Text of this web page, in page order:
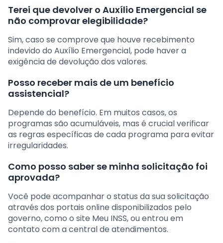
Terei que devolver o Auxílio Emergencial se
não comprovar elegibilidade?
Sim, caso se comprove que houve recebimento
indevido do Auxílio Emergencial, pode haver a
exigência de devolução dos valores.
Posso receber mais de um benefício
assistencial?
Depende do benefício. Em muitos casos, os
programas são acumuláveis, mas é crucial verificar
as regras específicas de cada programa para evitar
irregularidades.
Como posso saber se minha solicitação foi
aprovada?
Você pode acompanhar o status da sua solicitação
através dos portais online disponibilizados pelo
governo, como o site Meu INSS, ou entrou em
contato com a central de atendimentos.